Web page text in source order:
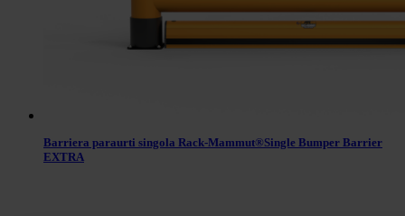
Barriera paraurti singola Rack-Mammut®Single Bumper Barrier
EXTRA